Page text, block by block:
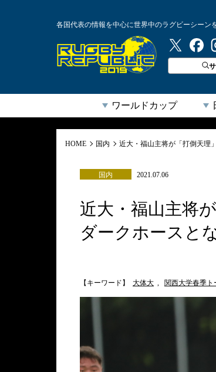
各国代表の情報を中心に世界中のラグビーシーン
ラグビーリパ
ワールドカップ
HOME 国内 近大・福山主将が「打倒天理
国内 2021.07.06
近大・福山主将
ダークホースと
【キーワード】 大体大 , 関西大学春季ト